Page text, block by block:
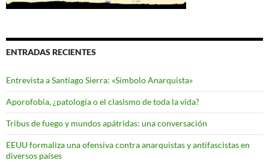
ENTRADAS RECIENTES
Entrevista a Santiago Sierra: «Símbolo Anarquista»
Aporofobia, ¿patología o el clasismo de toda la vida?
Tribus de fuego y mundos apátridas: una conversación
EEUU formaliza una ofensiva contra anarquistas y antifascistas en
diversos países